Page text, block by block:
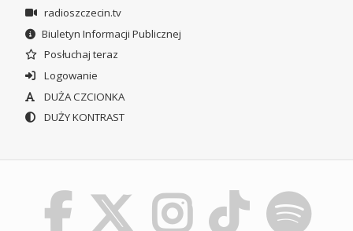
radioszczecin.tv
Biuletyn Informacji Publicznej
Posłuchaj teraz
Logowanie
DUŻA CZCIONKA
DUŻY KONTRAST